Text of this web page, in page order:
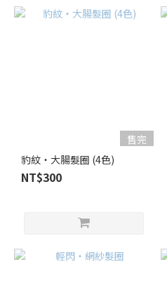
售完
豹紋・大腸髮圈 (4色)
NT$300